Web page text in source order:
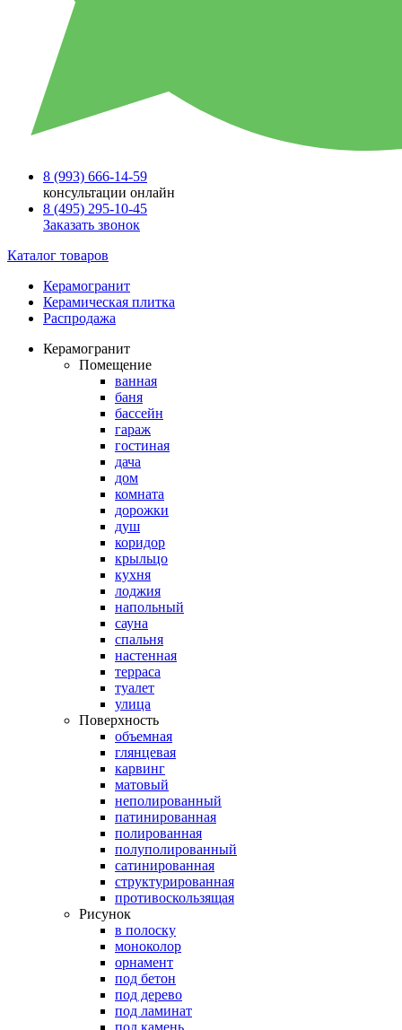
8 (993) 666-14-59
консультации онлайн
8 (495) 295-10-45
Заказать звонок
Каталог товаров
Керамогранит
Керамическая плитка
Распродажа
Керамогранит
Помещение
ванная
баня
бассейн
гараж
гостиная
дача
дом
комната
дорожки
душ
коридор
крыльцо
кухня
лоджия
напольный
сауна
спальня
настенная
терраса
туалет
улица
Поверхность
объемная
глянцевая
карвинг
матовый
неполированный
патинированная
полированная
полуполированный
сатинированная
структурированная
противоскользящая
Рисунок
в полоску
моноколор
орнамент
под бетон
под дерево
под ламинат
под камень